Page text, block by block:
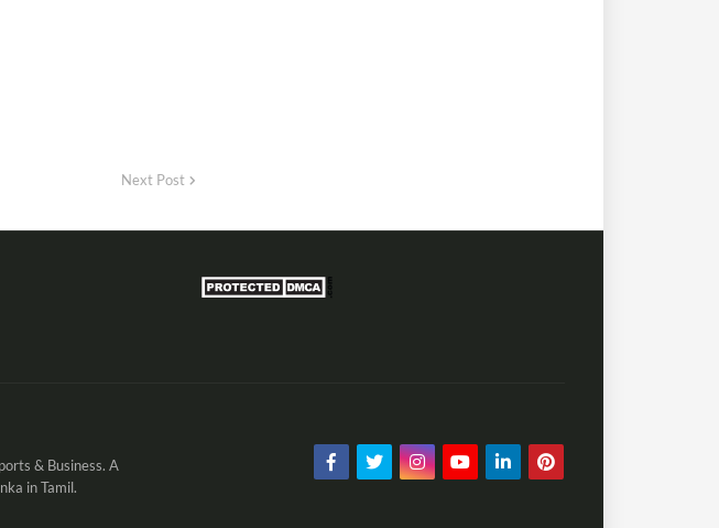
Next Post
& Business. A
in Tamil.